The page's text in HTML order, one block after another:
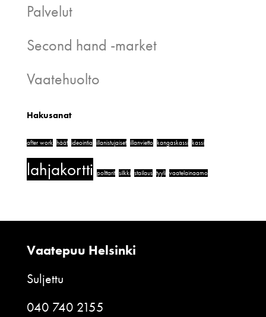
Palvelut
Second hand -market
Vaatehuolto
Hakusanat
after work häät ideointia illanistujaiset illanvietto kangaskassi kassi
lahjakortti polttarit silkki stailaus tyyli vaatelainaamo
Vaatepuu Helsinki
Suljettu
040 740 2155